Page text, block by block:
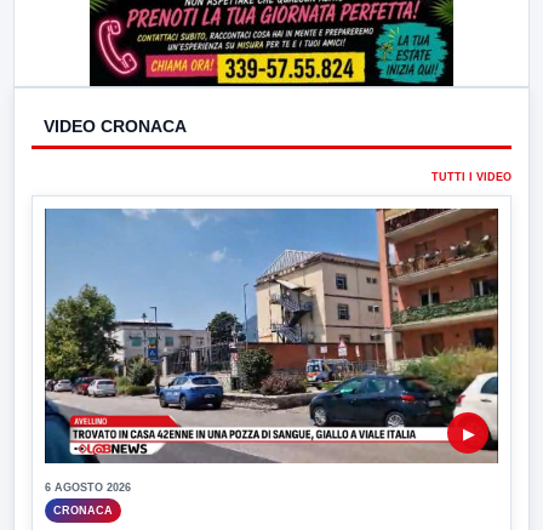
VIDEO CRONACA
TUTTI I VIDEO
▶
6 AGOSTO 2026
CRONACA